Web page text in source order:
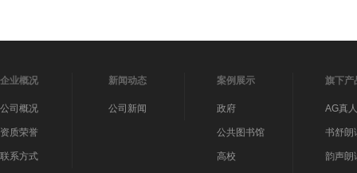
企业概况
公司概况
资质荣誉
联系方式
新闻动态
公司新闻
案例展示
政府
公共图书馆
高校
旗下产
AG真
书舒朗
韵声朗